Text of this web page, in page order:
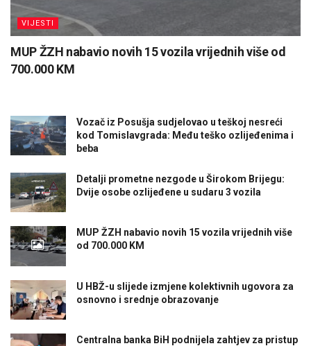
VIJESTI
MUP ŽZH nabavio novih 15 vozila vrijednih više od
700.000 KM
Vozač iz Posušja sudjelovao u teškoj nesreći
kod Tomislavgrada: Među teško ozlijeđenima i
beba
Detalji prometne nezgode u Širokom Brijegu:
Dvije osobe ozlijeđene u sudaru 3 vozila
MUP ŽZH nabavio novih 15 vozila vrijednih više
od 700.000 KM
U HBŽ-u slijede izmjene kolektivnih ugovora za
osnovno i srednje obrazovanje
Centralna banka BiH podnijela zahtjev za pristup